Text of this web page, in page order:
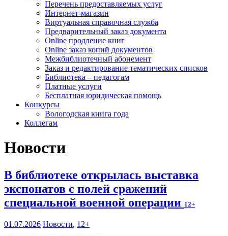
Перечень предоставляемых услуг
Интернет-магазин
Виртуальная справочная служба
Предварительный заказ документа
Online продление книг
Online заказ копий документов
Межбиблиотечный абонемент
Заказ и редактирование тематических списков
Библиотека – педагогам
Платные услуги
Бесплатная юридическая помощь
Конкурсы
Вологодская книга года
Коллегам
Новости
В библиотеке открылась выставка
экспонатов с полей сражений
специальной военной операции 12+
01.07.2026 Новости, 12+